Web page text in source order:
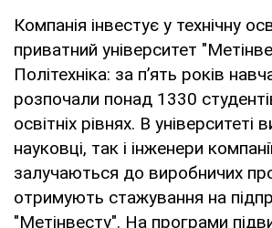
Компанія інвестує у технічну
приватний університет
Політехніка: за п’ять років
розпочали понад 1330
освітніх рівнях. В
науковці, так і інженери
залучаються до виробничих
отримують стажування на
"Метінвесту". На програми